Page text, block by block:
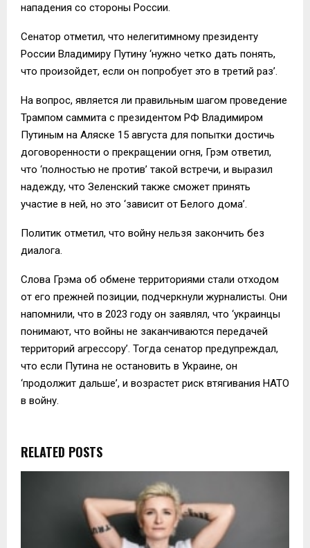
нападения со стороны России.
Сенатор отметил, что нелегитимному президенту
России Владимиру Путину ‘нужно четко дать понять,
что произойдет, если он попробует это в третий раз’.
На вопрос, является ли правильным шагом проведение
Трампом саммита с президентом РФ Владимиром
Путиным на Аляске 15 августа для попытки достичь
договоренности о прекращении огня, Грэм ответил,
что ‘полностью не против’ такой встречи, и выразил
надежду, что Зеленский также сможет принять
участие в ней, но это ‘зависит от Белого дома’.
Политик отметил, что войну нельзя закончить без
диалога.
Слова Грэма об обмене территориями стали отходом
от его прежней позиции, подчеркнули журналисты. Они
напомнили, что в 2023 году он заявлял, что ‘украинцы
понимают, что войны не заканчиваются передачей
территорий агрессору’. Тогда сенатор предупреждал,
что если Путина не остановить в Украине, он
‘продолжит дальше’, и возрастет риск втягивания НАТО
в войну.
RELATED POSTS